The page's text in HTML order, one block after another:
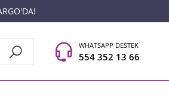
WHATSAPP DESTEK
554 352 13 66